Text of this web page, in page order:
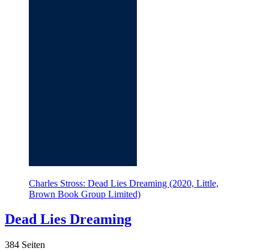
Charles Stross: Dead Lies Dreaming (2020, Little,
Brown Book Group Limited)
Dead Lies Dreaming
384 Seiten